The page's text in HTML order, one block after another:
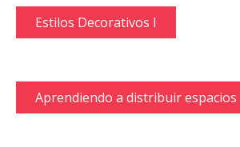
Estilos Decorativos I
Aprendiendo a distribuir espacios